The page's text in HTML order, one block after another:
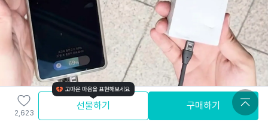
2,623
선물하기 구매하기